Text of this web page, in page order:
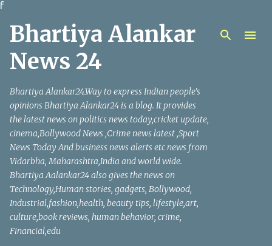
f
Bhartiya Alankar
News 24
Bhartiya Alankar24_Way to express Indian people's
opinions Bhartiya Alankar24 is a blog. It provides
the latest news on politics news today,cricket update,
cinema,Bollywood News ,Crime news latest ,Sport
News Today And business news alerts etc news from
Vidarbha, Maharashtra,India and world wide.
Bhartiya Aalankar24 also gives the news on
Technology,Human stories, gadgets, Bollywood,
Industrial,fashion,health, beauty tips, lifestyle,art,
culture,book reviews, human behavior, crime,
Financial,edu